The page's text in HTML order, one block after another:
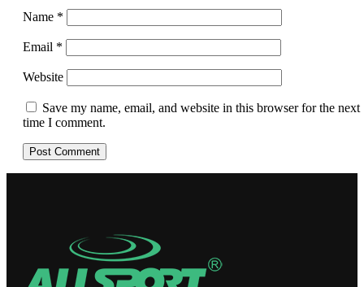
Name *
Email *
Website
Save my name, email, and website in this browser for the next
time I comment.